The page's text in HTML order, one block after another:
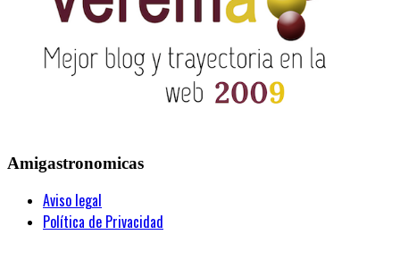
Amigastronomicas
Aviso legal
Política de Privacidad